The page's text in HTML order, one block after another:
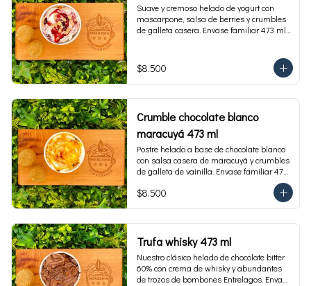
Suave y cremoso helado de yogurt con
mascarpone, salsa de berries y crumbles
de galleta casera. Envase familiar 473 ml,
$8.500
Crumble chocolate blanco
maracuyá 473 ml
Postre helado a base de chocolate blanco
con salsa casera de maracuyá y crumbles
de galleta de vainilla. Envase familiar 473
$8.500
Trufa whisky 473 ml
Nuestro clásico helado de chocolate bitter
60% con crema de whisky y abundantes
de trozos de bombones Entrelagos. Envase